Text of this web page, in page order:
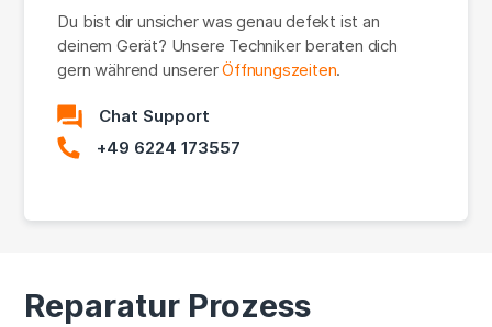
Du bist dir unsicher was genau defekt ist an
deinem Gerät? Unsere Techniker beraten dich
gern während unsererÖffnungszeiten.
Chat Support
+49 6224 173557
Reparatur Prozess